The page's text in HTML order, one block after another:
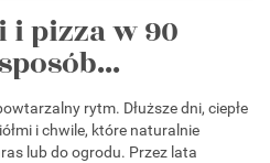
pizza w 90
rytm. Dłuższe dni, ciepłe
i chwile, które naturalnie
lub do ogrodu. Przez lata